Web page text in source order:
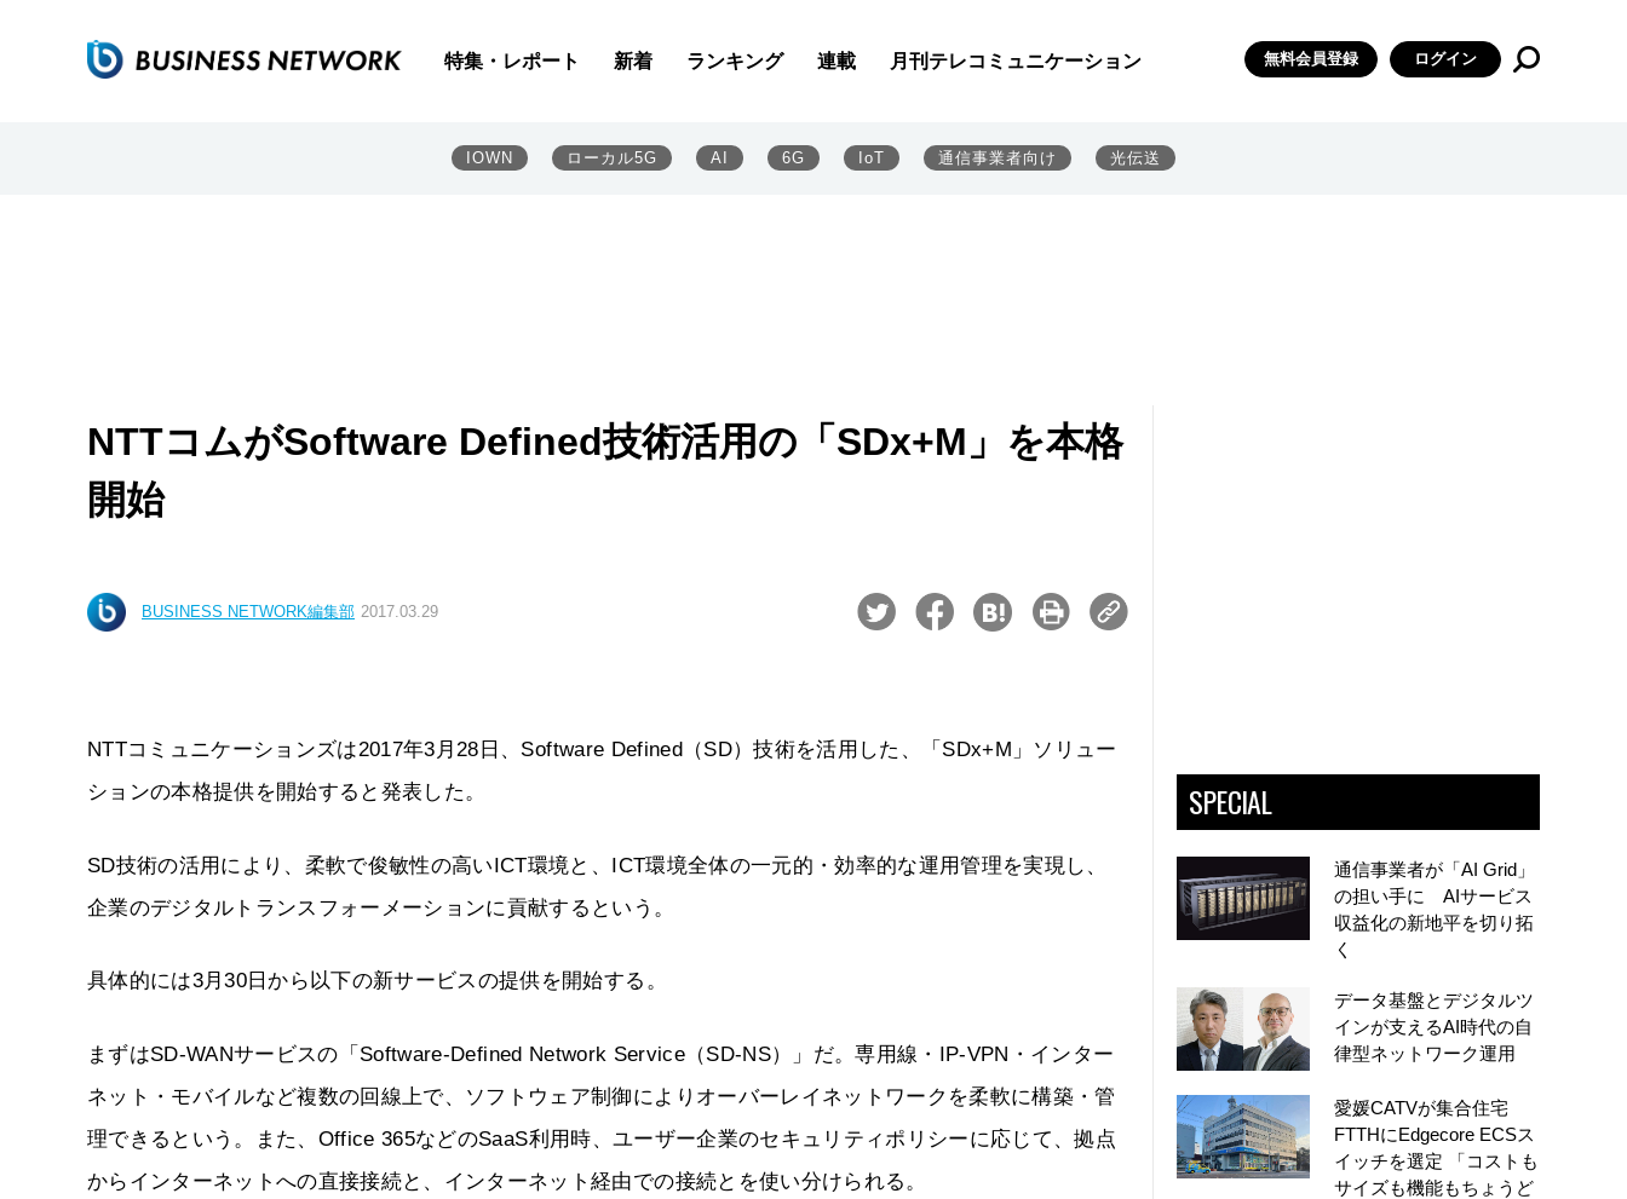
特集・レポート 新着 ランキング 連載 月刊テレコミュニケーション 無料会員登録 ログイン
IOWN ローカル5G AI 6G IoT 通信事業者向け 光伝送
NTTコムがSoftware Defined技術活用の「SDx+M」を本格
開始
BUSINESS NETWORK編集部 2017.03.29
NTTコミュニケーションズは2017年3月28日、Software Defined（SD）技術を活用した、「SDx+M」ソリュー
ションの本格提供を開始すると発表した。
SD技術の活用により、柔軟で俊敏性の高いICT環境と、ICT環境全体の一元的・効率的な運用管理を実現し、
企業のデジタルトランスフォーメーションに貢献するという。
具体的には3月30日から以下の新サービスの提供を開始する。
まずはSD-WANサービスの「Software-Defined Network Service（SD-NS）」だ。専用線・IP-VPN・インター
ネット・モバイルなど複数の回線上で、ソフトウェア制御によりオーバーレイネットワークを柔軟に構築・管
理できるという。また、Office 365などのSaaS利用時、ユーザー企業のセキュリティポリシーに応じて、拠点
からインターネットへの直接接続と、インターネット経由での接続とを使い分けられる。
SPECIAL
通信事業者が「AI Grid」
の担い手に AIサービス
収益化の新地平を切り拓
く
データ基盤とデジタルツ
インが支えるAI時代の自
律型ネットワーク運用
愛媛CATVが集合住宅
FTTHにEdgecore ECSス
イッチを選定 「コストも
サイズも機能もちょうど